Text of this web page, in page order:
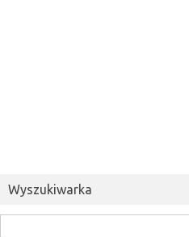
Wyszukiwarka